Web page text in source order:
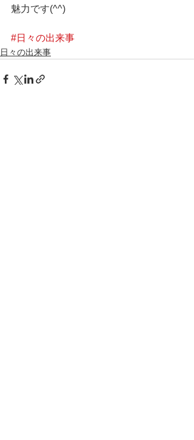
魅力です(^^)
#日々の出来事
日々の出来事